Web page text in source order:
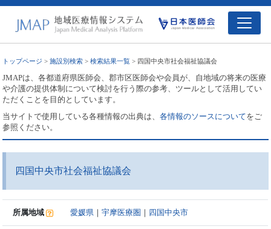
トップページ >施設別検索 >検索結果一覧 > 四国中央市社会福祉協議会
JMAPは、各都道府県医師会、郡市区医師会や会員が、自地域の将来の医療
や介護の提供体制について検討を行う際の参考、ツールとして活用してい
ただくことを目的としています。
当サイトで使用している各種情報の出典は、各情報のソースについてをご
参照ください。
四国中央市社会福祉協議会
所属地域 愛媛県 ｜宇摩医療圏 ｜ 四国中央市